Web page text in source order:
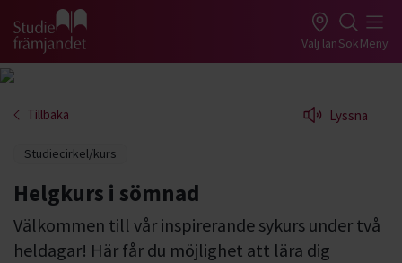
Gå till studiefrämjandets startsida Välj länSökMeny
Tillbaka Lyssna
Studiecirkel/kurs
Helgkurs i sömnad
Välkommen till vår inspirerande sykurs under två
heldagar! Här får du möjlighet att lära dig